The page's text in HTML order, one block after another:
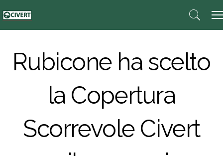
Rubicone ha scelto
la Copertura
Scorrevole Civert